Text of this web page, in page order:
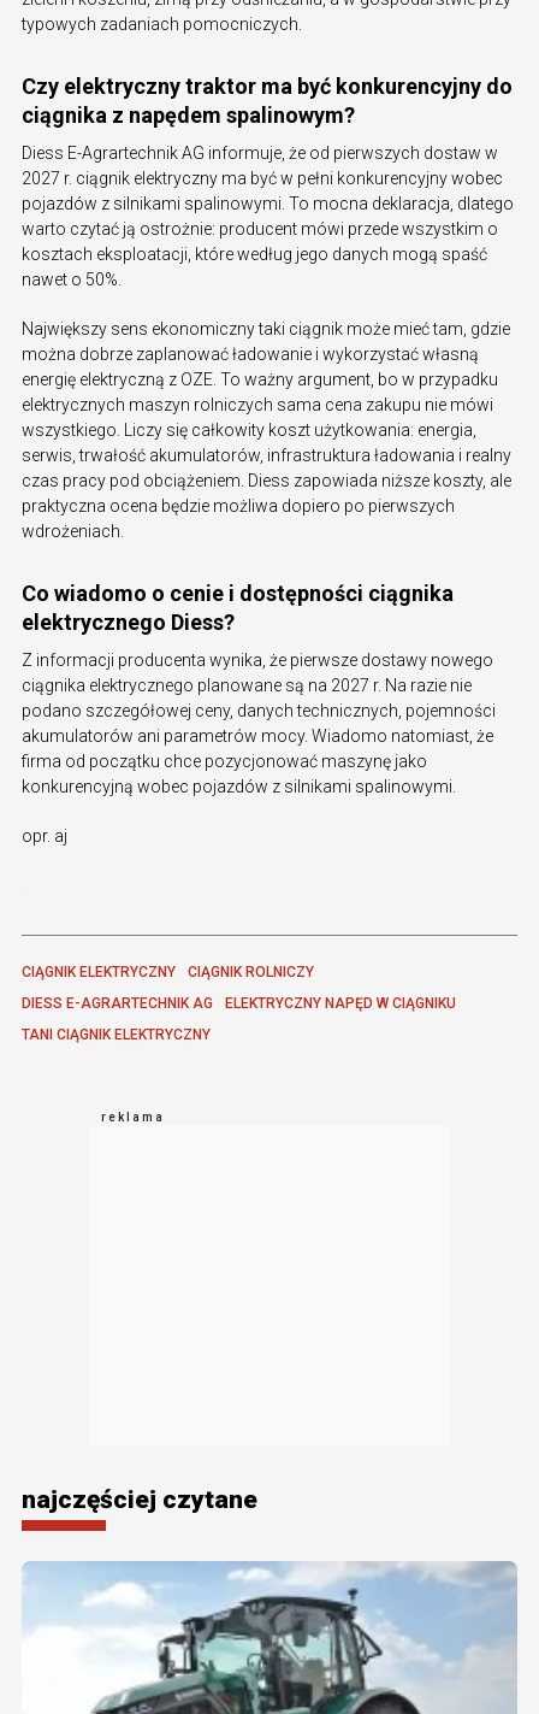
typowych zadaniach pomocniczych.
Czy elektryczny traktor ma być konkurencyjny do
ciągnika z napędem spalinowym?
Diess E-Agrartechnik AG informuje, że od pierwszych dostaw w
2027 r. ciągnik elektryczny ma być w pełni konkurencyjny wobec
pojazdów z silnikami spalinowymi. To mocna deklaracja, dlatego
warto czytać ją ostrożnie: producent mówi przede wszystkim o
kosztach eksploatacji, które według jego danych mogą spaść
nawet o 50%.
Największy sens ekonomiczny taki ciągnik może mieć tam, gdzie
można dobrze zaplanować ładowanie i wykorzystać własną
energię elektryczną z OZE. To ważny argument, bo w przypadku
elektrycznych maszyn rolniczych sama cena zakupu nie mówi
wszystkiego. Liczy się całkowity koszt użytkowania: energia,
serwis, trwałość akumulatorów, infrastruktura ładowania i realny
czas pracy pod obciążeniem. Diess zapowiada niższe koszty, ale
praktyczna ocena będzie możliwa dopiero po pierwszych
wdrożeniach.
Co wiadomo o cenie i dostępności ciągnika
elektrycznego Diess?
Z informacji producenta wynika, że pierwsze dostawy nowego
ciągnika elektrycznego planowane są na 2027 r. Na razie nie
podano szczegółowej ceny, danych technicznych, pojemności
akumulatorów ani parametrów mocy. Wiadomo natomiast, że
firma od początku chce pozycjonować maszynę jako
konkurencyjną wobec pojazdów z silnikami spalinowymi.
opr. aj
CIĄGNIK ELEKTRYCZNY
CIĄGNIK ROLNICZY
DIESS E-AGRARTECHNIK AG
ELEKTRYCZNY NAPĘD W CIĄGNIKU
TANI CIĄGNIK ELEKTRYCZNY
najczęściej czytane